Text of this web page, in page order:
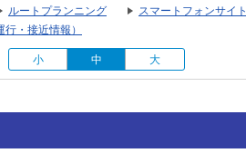
ルートプランニング
スマートフォンサイト
・接近情報）
小 中 大